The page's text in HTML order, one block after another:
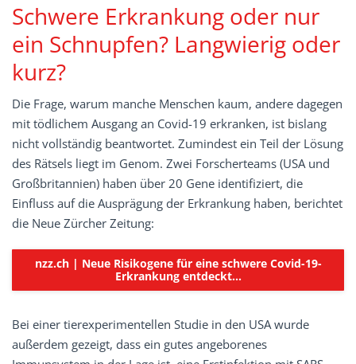
Schwere Erkrankung oder nur
ein Schnupfen? Langwierig oder
kurz?
Die Frage, warum manche Menschen kaum, andere dagegen
mit tödlichem Ausgang an Covid-19 erkranken, ist bislang
nicht vollständig beantwortet. Zumindest ein Teil der Lösung
des Rätsels liegt im Genom. Zwei Forscherteams (USA und
Großbritannien) haben über 20 Gene identifiziert, die
Einfluss auf die Ausprägung der Erkrankung haben, berichtet
die Neue Zürcher Zeitung:
nzz.ch | Neue Risikogene für eine schwere Covid-19-
Erkrankung entdeckt…
Bei einer tierexperimentellen Studie in den USA wurde
außerdem gezeigt, dass ein gutes angeborenes